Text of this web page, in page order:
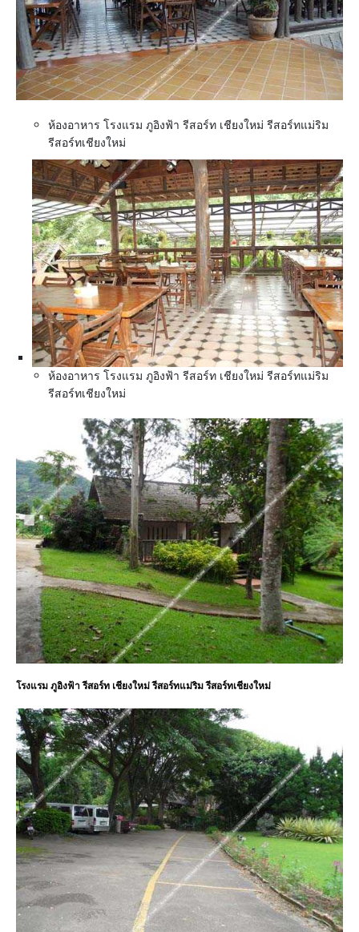
ห้องอาหาร โรงแรม ภูอิงฟ้า รีสอร์ท เชียงใหม่ รีสอร์ทแม่ริม
รีสอร์ทเชียงใหม่
ห้องอาหาร โรงแรม ภูอิงฟ้า รีสอร์ท เชียงใหม่ รีสอร์ทแม่ริม
รีสอร์ทเชียงใหม่
โรงแรม ภูอิงฟ้า รีสอร์ท เชียงใหม่ รีสอร์ทแม่ริม รีสอร์ทเชียงใหม่